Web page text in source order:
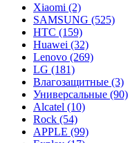
Xiaomi (2)
SAMSUNG (525)
HTC (159)
Huawei (32)
Lenovo (269)
LG (181)
Влагозащитные (3)
Универсальные (90)
Alcatel (10)
Rock (54)
APPLE (99)